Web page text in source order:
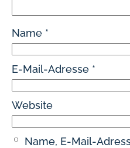
Name *
E-Mail-Adresse *
Website
Name, E-Mail-